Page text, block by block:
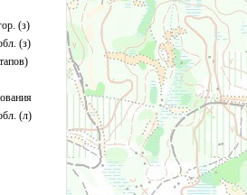
(з)
(з)
(л)